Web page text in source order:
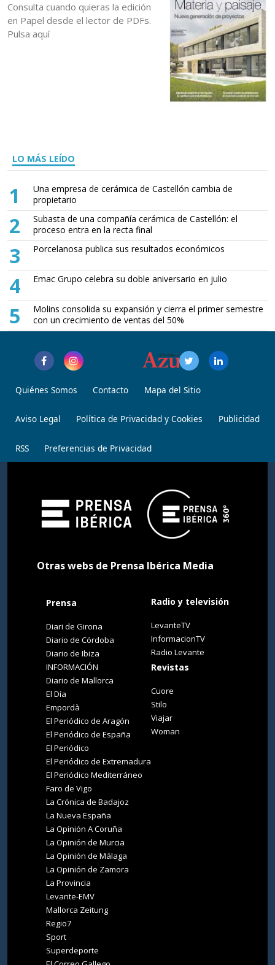
Consulta cuando quieras la edición
en Papel desde el lector de PDFs.
Pulsa aquí
LO MÁS LEÍDO
1
Una empresa de cerámica de Castellón cambia de
propietario
2
Subasta de una compañía cerámica de Castellón: el
proceso entra en la recta final
3 Porcelanosa publica sus resultados económicos
4 Emac Grupo celebra su doble aniversario en julio
5
Molins consolida su expansión y cierra el primer semestre
con un crecimiento de ventas del 50%
Quiénes Somos Contacto Mapa del Sitio
Aviso Legal Política de Privacidad y Cookies Publicidad
RSS Preferencias de Privacidad
Otras webs de Prensa Ibérica Media
Prensa
Diari de Girona
Diario de Córdoba
Diario de Ibiza
INFORMACIÓN
Diario de Mallorca
El Día
Empordà
El Periódico de Aragón
El Periódico de España
El Periódico
El Periódico de Extremadura
El Periódico Mediterráneo
Faro de Vigo
La Crónica de Badajoz
La Nueva España
La Opinión A Coruña
La Opinión de Murcia
La Opinión de Málaga
La Opinión de Zamora
La Provincia
Levante-EMV
Mallorca Zeitung
Regio7
Sport
Superdeporte
Radio y televisión
LevanteTV
InformacionTV
Radio Levante
Revistas
Cuore
Stilo
Viajar
Woman